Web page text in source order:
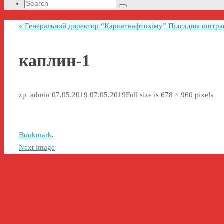
Search
Search
« Генеральний директор “Карпатнафтохіму” Підсадюк
каплин-1
zp_admin 07.05.2019 07.05.2019Full size is 678 × 960 pixels
Bookmark.
Next image